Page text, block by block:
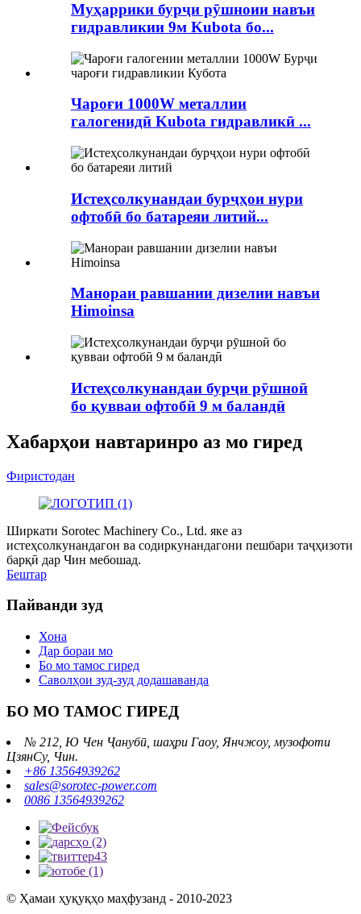
Муҳаррики бурҷи рӯшноии навъи
гидравликии 9м Kubota бо...
Чароғи 1000W металлии
галогенидӣ Kubota гидравликӣ ...
Истеҳсолкунандаи бурҷҳои нури
офтобӣ бо батареяи литий...
Манораи равшании дизелии навъи
Himoinsa
Истеҳсолкунандаи бурҷи рӯшноӣ
бо қувваи офтобӣ 9 м баландӣ
Хабарҳои навтаринро аз мо гиред
Фиристодан
Ширкати Sorotec Machinery Co., Ltd. яке аз
истеҳсолкунандагон ва содиркунандагони пешбари таҷҳизоти
барқӣ дар Чин мебошад.
Бештар
Пайванди зуд
Хона
Дар бораи мо
Бо мо тамос гиред
Саволҳои зуд-зуд додашаванда
БО МО ТАМОС ГИРЕД
№ 212, Ю Чен Ҷанубӣ, шаҳри Гаоу, Янчжоу, музофоти
ЦзянСу, Чин.
+86 13564939262
sales@sorotec-power.com
0086 13564939262
© Ҳамаи ҳуқуқҳо маҳфузанд - 2010-2023